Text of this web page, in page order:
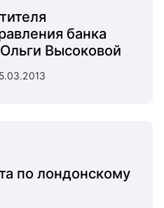
банка
Высоковой
по лондонскому